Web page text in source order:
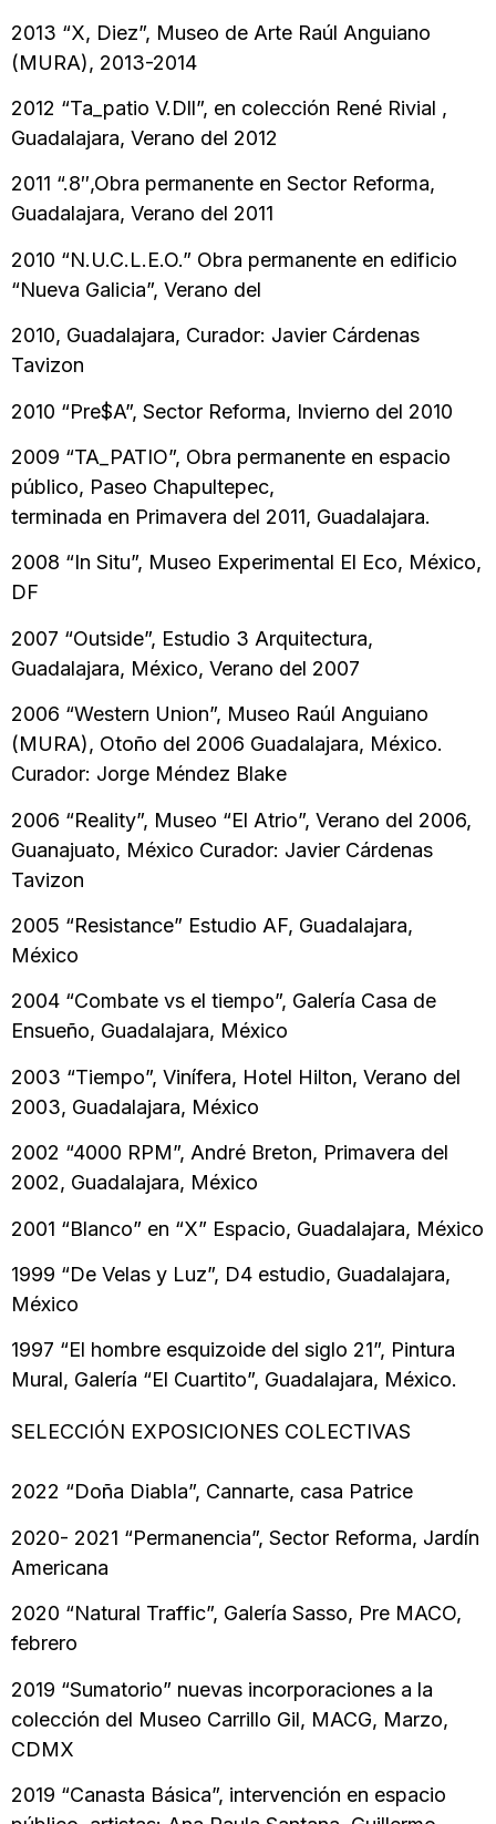
2013 “X, Diez”, Museo de Arte Raúl Anguiano
(MURA), 2013-2014
2012 “Ta_patio V.Dll”, en colección René Rivial ,
Guadalajara, Verano del 2012
2011 “.8″,Obra permanente en Sector Reforma,
Guadalajara, Verano del 2011
2010 “N.U.C.L.E.O.” Obra permanente en edificio
“Nueva Galicia”, Verano del
2010, Guadalajara, Curador: Javier Cárdenas
Tavizon
2010 “Pre$A”, Sector Reforma, Invierno del 2010
2009 “TA_PATIO”, Obra permanente en espacio
público, Paseo Chapultepec,
terminada en Primavera del 2011, Guadalajara.
2008 “In Situ”, Museo Experimental El Eco, México,
DF
2007 “Outside”, Estudio 3 Arquitectura,
Guadalajara, México, Verano del 2007
2006 “Western Union”, Museo Raúl Anguiano
(MURA), Otoño del 2006 Guadalajara, México.
Curador: Jorge Méndez Blake
2006 “Reality”, Museo “El Atrio”, Verano del 2006,
Guanajuato, México Curador: Javier Cárdenas
Tavizon
2005 “Resistance” Estudio AF, Guadalajara,
México
2004 “Combate vs el tiempo”, Galería Casa de
Ensueño, Guadalajara, México
2003 “Tiempo”, Vinífera, Hotel Hilton, Verano del
2003, Guadalajara, México
2002 “4000 RPM”, André Breton, Primavera del
2002, Guadalajara, México
2001 “Blanco” en “X” Espacio, Guadalajara, México
1999 “De Velas y Luz”, D4 estudio, Guadalajara,
México
1997 “El hombre esquizoide del siglo 21”, Pintura
Mural, Galería “El Cuartito”, Guadalajara, México.
SELECCIÓN EXPOSICIONES COLECTIVAS
2022 “Doña Diabla”, Cannarte, casa Patrice
2020- 2021 “Permanencia”, Sector Reforma, Jardín
Americana
2020 “Natural Traffic”, Galería Sasso, Pre MACO,
febrero
2019 “Sumatorio” nuevas incorporaciones a la
colección del Museo Carrillo Gil, MACG, Marzo,
CDMX
2019 “Canasta Básica”, intervención en espacio